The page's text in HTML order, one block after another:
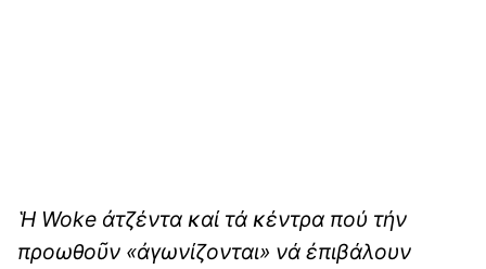
Ἡ Woke ἀτζέντα καί τά κέντρα πού τήν
προωθοῦν «ἀγωνίζονται» νά ἐπιβάλουν